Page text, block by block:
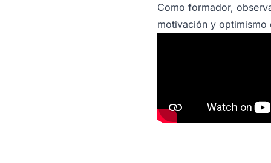
Como formador,
motivación y optimismo